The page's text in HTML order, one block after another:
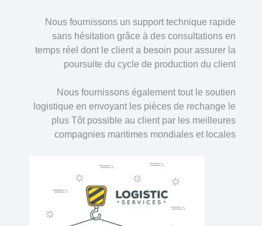
Nous fournissons un support technique rapide
sans hésitation grâce à des consultations en
temps réel dont le client a besoin pour assurer la
poursuite du cycle de production du client
Nous fournissons également tout le soutien
logistique en envoyant les pièces de rechange le
plus Tôt possible au client par les meilleures
compagnies maritimes mondiales et locales